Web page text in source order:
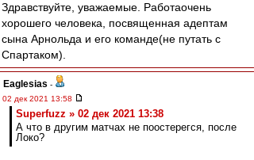
Здравствуйте, уважаемые. Работаочень
хорошего человека, посвященная адептам
сына Арнольда и его команде(не путать с
Спартаком).
Eaglesias -
02 дек 2021 13:58
Superfuzz » 02 дек 2021 13:38
А что в другим матчах не поостерегся, после
Локо?